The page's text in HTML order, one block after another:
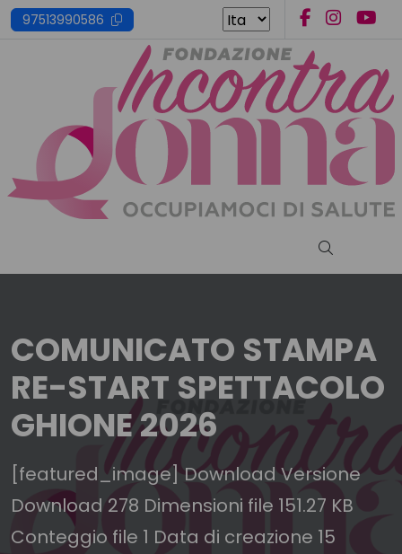
Skip
to
97513990586
Cerca nel
COMUNICATO STAMPA
RE-START SPETTACOLO
GHIONE 2026
[featured_image] Download Versione
Download 278 Dimensioni file 151.27 KB
Conteggio file 1 Data di creazione 15